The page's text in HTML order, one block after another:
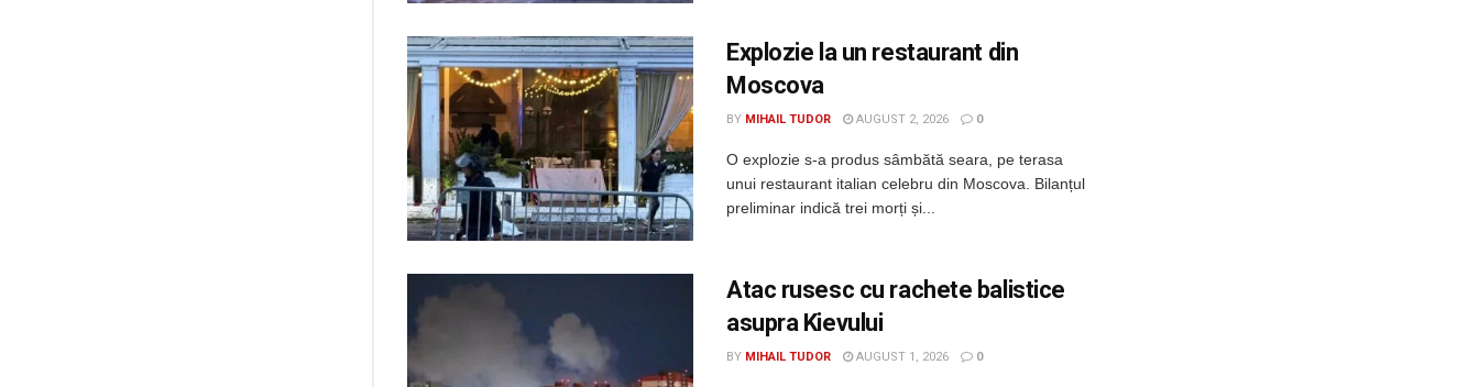
Explozie la un restaurant din
Moscova
BY MIHAIL TUDOR AUGUST 2, 2026 0
O explozie s-a produs sâmbătă seara, pe terasa
unui restaurant italian celebru din Moscova. Bilanțul
preliminar indică trei morți și...
Atac rusesc cu rachete balistice
asupra Kievului
BY MIHAIL TUDOR AUGUST 1, 2026 0